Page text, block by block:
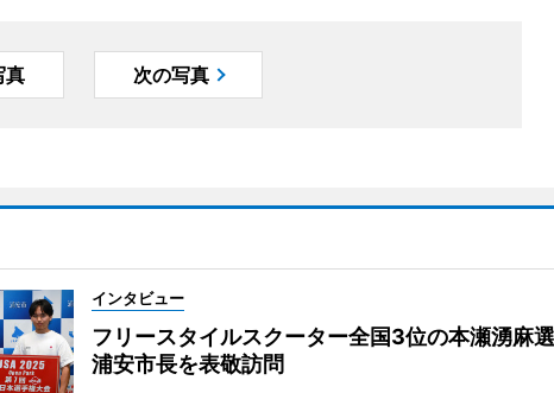
真 次の写真
インタビュー
フリースタイルスクーター全国3位の本瀬湧麻
浦安市長を表敬訪問